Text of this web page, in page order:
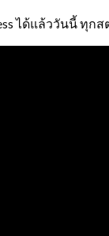
ได้แล้ววันนี้ ทุ